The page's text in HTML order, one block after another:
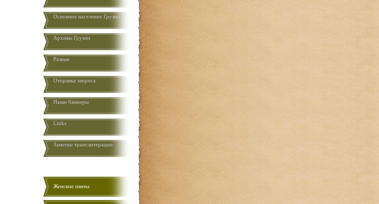
Основное население Грузии
Aрхивы Грузии
Разные
Отправка запроса
Наши баннеры
Links
Заметки транслитерации
Женские имена